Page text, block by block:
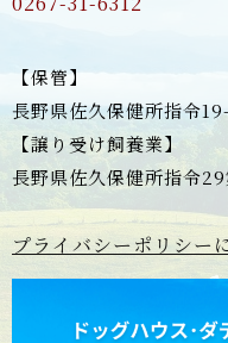
【保管】
長野県佐久保健所指令
【譲り受け飼養業】
長野県佐久保健所指令
プライバシーポリシー